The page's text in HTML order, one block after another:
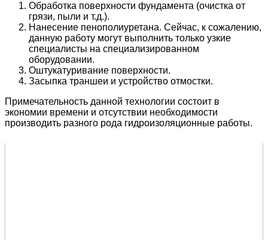
Обработка поверхности фундамента (очистка от
грязи, пыли и т.д.).
Нанесение пенополиуретана. Сейчас, к сожалению,
данную работу могут выполнить только узкие
специалисты на специализированном
оборудовании.
Оштукатуривание поверхности.
Засыпка траншеи и устройство отмостки.
Примечательность данной технологии состоит в
экономии времени и отсутствии необходимости
производить разного рода гидроизоляционные работы.